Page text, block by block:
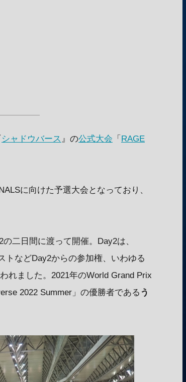
シャドウバース 』の公式大会 「 RAGE
に向けた予選大会となっており、
二日間に渡って開催。Day2は、
トなどDay2からの参加権、いわゆる
れました。2021年のWorld Grand Prix
2022 Summer」の優勝者である う